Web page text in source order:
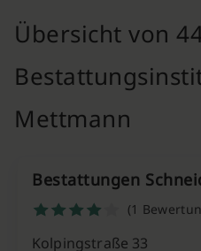
Übersicht von
Mettmann
Bestattungen
(1
Kolpingstraße 33